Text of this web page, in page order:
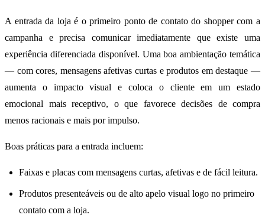
A entrada da loja é o primeiro ponto de contato do shopper com a
campanha e precisa comunicar imediatamente que existe uma
experiência diferenciada disponível. Uma boa ambientação temática
— com cores, mensagens afetivas curtas e produtos em destaque —
aumenta o impacto visual e coloca o cliente em um estado
emocional mais receptivo, o que favorece decisões de compra
menos racionais e mais por impulso.
Boas práticas para a entrada incluem:
Faixas e placas com mensagens curtas, afetivas e de fácil leitura.
Produtos presenteáveis ou de alto apelo visual logo no primeiro
contato com a loja.